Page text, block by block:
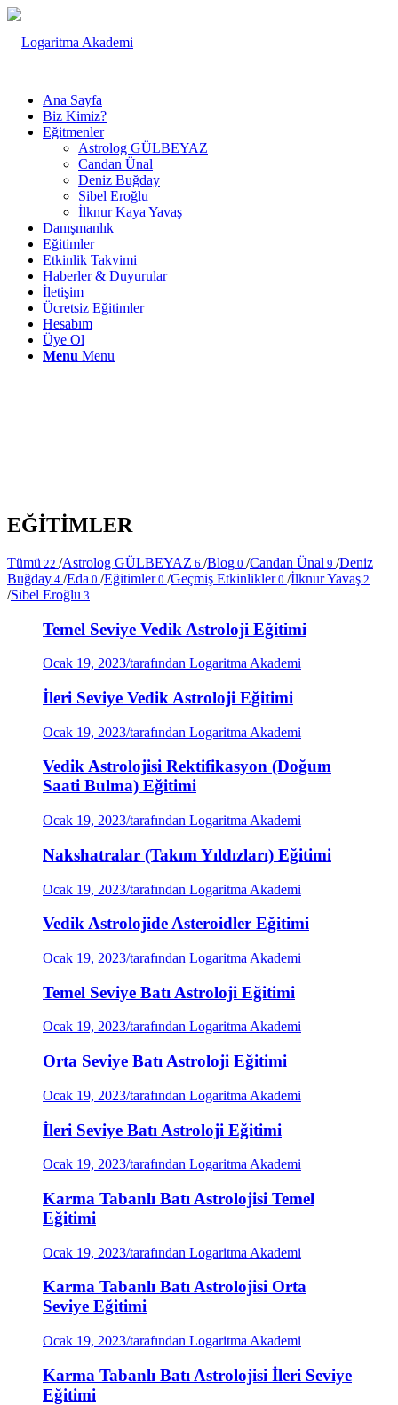
Ana Sayfa
Biz Kimiz?
Eğitmenler
Astrolog GÜLBEYAZ
Candan Ünal
Deniz Buğday
Sibel Eroğlu
İlknur Kaya Yavaş
Danışmanlık
Eğitimler
Etkinlik Takvimi
Haberler & Duyurular
İletişim
Ücretsiz Eğitimler
Hesabım
Üye Ol
Menu Menu
EĞİTİMLER
Tümü 22 /Astrolog GÜLBEYAZ 6 /Blog 0 /Candan Ünal 9 /Deniz
Buğday 4 /Eda 0 /Eğitimler0 /Geçmiş Etkinlikler0 /İlknur Yavaş 2
/Sibel Eroğlu 3
Temel Seviye Vedik Astroloji Eğitimi
Ocak 19, 2023/tarafından Logaritma Akademi
İleri Seviye Vedik Astroloji Eğitimi
Ocak 19, 2023/tarafından Logaritma Akademi
Vedik Astrolojisi Rektifikasyon (Doğum
Saati Bulma) Eğitimi
Ocak 19, 2023/tarafından Logaritma Akademi
Nakshatralar (Takım Yıldızları) Eğitimi
Ocak 19, 2023/tarafından Logaritma Akademi
Vedik Astrolojide Asteroidler Eğitimi
Ocak 19, 2023/tarafından Logaritma Akademi
Temel Seviye Batı Astroloji Eğitimi
Ocak 19, 2023/tarafından Logaritma Akademi
Orta Seviye Batı Astroloji Eğitimi
Ocak 19, 2023/tarafından Logaritma Akademi
İleri Seviye Batı Astroloji Eğitimi
Ocak 19, 2023/tarafından Logaritma Akademi
Karma Tabanlı Batı Astrolojisi Temel
Eğitimi
Ocak 19, 2023/tarafından Logaritma Akademi
Karma Tabanlı Batı Astrolojisi Orta
Seviye Eğitimi
Ocak 19, 2023/tarafından Logaritma Akademi
Karma Tabanlı Batı Astrolojisi İleri Seviye
Eğitimi